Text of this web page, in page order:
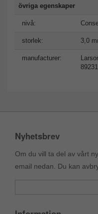
övriga egenskaper
nivå:
storlek: 3,0
manufacturer:
Nyhetsbrev
Om du vill ta del av vårt
email nedan. Du kan